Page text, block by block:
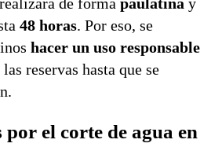
48 horas. Por eso, se
hacer un uso responsable
reservas hasta que se
por el corte de agua en